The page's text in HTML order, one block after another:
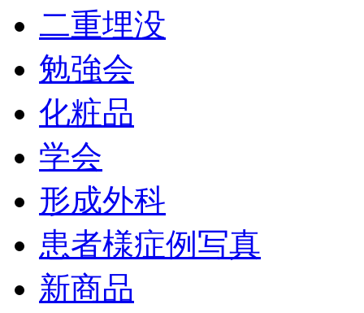
二重埋没
勉強会
化粧品
学会
形成外科
患者様症例写真
新商品